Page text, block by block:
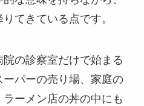
てきている点です。
の診察室だけで始まる
パーの売り場、家庭の
ーメン店の丼の中にも